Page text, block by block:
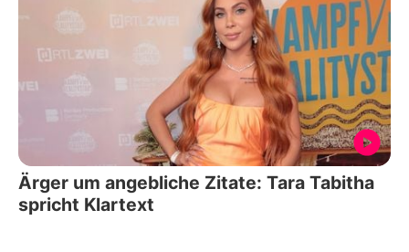
Ärger um angebliche Zitate: Tara Tabitha
spricht Klartext